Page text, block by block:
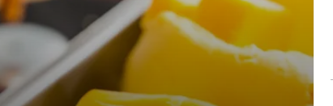
a maior devolução de dotações orçamentárias ao
da Saúde, conforme acordo feito previamente entre
José Pereira (SDD), o Maringá, ressalta